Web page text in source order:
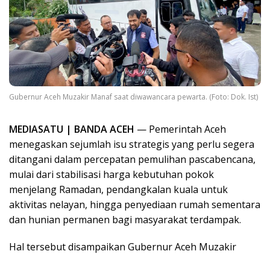
Gubernur Aceh Muzakir Manaf saat diwawancara pewarta. (Foto: Dok. Ist)
MEDIASATU | BANDA ACEH — Pemerintah Aceh
menegaskan sejumlah isu strategis yang perlu segera
ditangani dalam percepatan pemulihan pascabencana,
mulai dari stabilisasi harga kebutuhan pokok
menjelang Ramadan, pendangkalan kuala untuk
aktivitas nelayan, hingga penyediaan rumah sementara
dan hunian permanen bagi masyarakat terdampak.
Hal tersebut disampaikan Gubernur Aceh Muzakir